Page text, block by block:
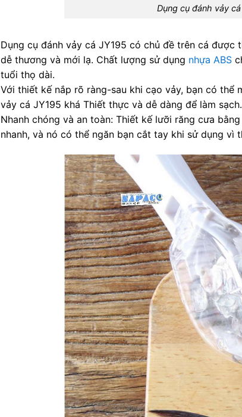
Dụng cụ đánh vảy
Dụng cụ đánh vảy cá JY195 có chủ đề trên cá được
dễ thương và mới lạ. Chất lượng sử dụng nhựa ABS
tuổi thọ dài.
Với thiết kế nắp rõ ràng-sau khi cạo vảy, bạn có thể
vảy cá JY195 khá Thiết thực và dễ dàng để làm sạch.
Nhanh chóng và an toàn: Thiết kế lưỡi răng cưa
nhanh, và nó có thể ngăn bạn cắt tay khi sử dụng vì